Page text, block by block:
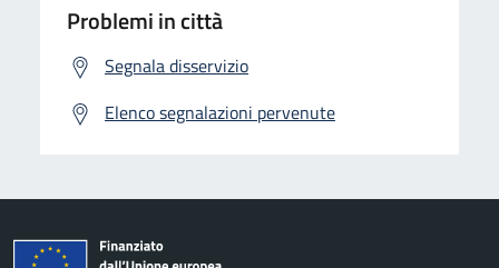
Problemi in città
Segnala disservizio
Elenco segnalazioni pervenute